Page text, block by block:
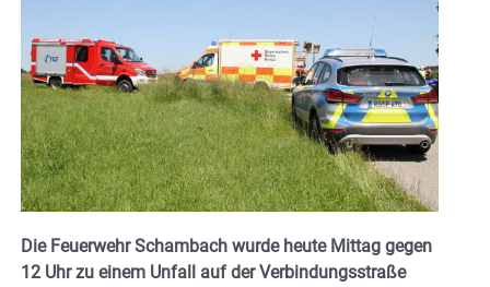
Die Feuerwehr Schambach wurde heute Mittag gegen
12 Uhr zu einem Unfall auf der Verbindungsstraße